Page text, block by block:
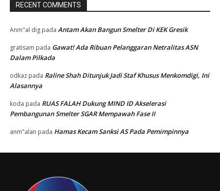
RECENT COMMENTS
Anm"al dig pada Antam Akan Bangun Smelter Di KEK Gresik
gratisam pada Gawat! Ada Ribuan Pelanggaran Netralitas ASN
Dalam Pilkada
odkaz pada Raline Shah Ditunjuk Jadi Staf Khusus Menkomdigi, Ini
Alasannya
koda pada RUAS FALAH Dukung MIND ID Akselerasi
Pembangunan Smelter SGAR Mempawah Fase II
anm"alan pada Hamas Kecam Sanksi AS Pada Pemimpinnya